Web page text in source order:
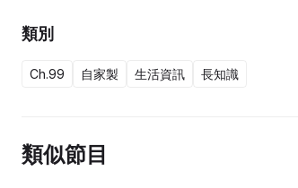
類別
Ch.99 自家製 生活資訊 長知識
類似節目